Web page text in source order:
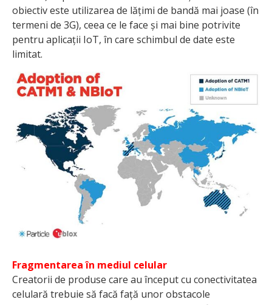
obiectiv este utilizarea de lățimi de bandă mai joase (în
termeni de 3G), ceea ce le face și mai bine potrivite
pentru aplicații IoT, în care schimbul de date este
limitat.
Fragmentarea în mediul celular
Creatorii de produse care au început cu conectivi­tatea
celulară trebuie să facă față unor obstacole